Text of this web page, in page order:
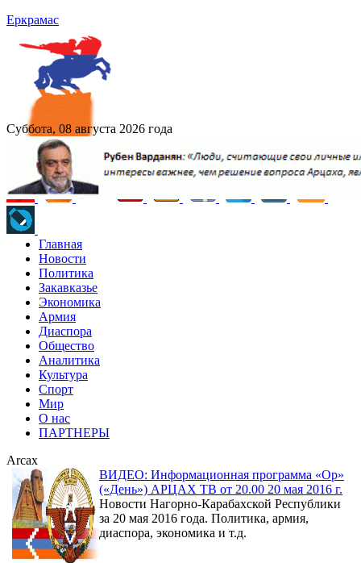
Еркрамас
Суббота, 08 августа 2026 года
Главная
Новости
Политика
Закавказье
Экономика
Армия
Диаспора
Общество
Аналитика
Культура
Спорт
Мир
О нас
ПАРТНЕРЫ
Arcax
ВИДЕО: Информационная программа «Ор»
(«День») АРЦАХ ТВ от 20.00 20 мая 2016 г.
Новости Нагорно-Карабахской Республики
за 20 мая 2016 года. Политика, армия,
диаспора, экономика и т.д.